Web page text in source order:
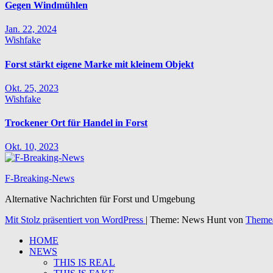
Gegen Windmühlen
Jan. 22, 2024
Wishfake
Forst stärkt eigene Marke mit kleinem Objekt
Okt. 25, 2023
Wishfake
Trockener Ort für Handel in Forst
Okt. 10, 2023
F-Breaking-News
Alternative Nachrichten für Forst und Umgebung
Mit Stolz präsentiert von WordPress
Theme: News Hunt von
HOME
NEWS
THIS IS REAL